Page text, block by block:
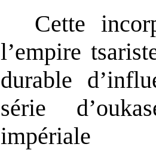
Cette
l’empire
durable
série
impériale